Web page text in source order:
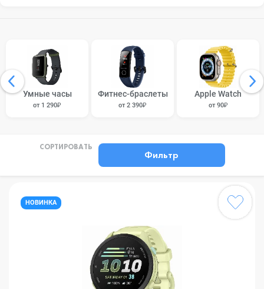
Умные часы
от 1 290₽
Фитнес-браслеты
от 2 390₽
Apple Watch
от 90₽
СОРТИРОВАТЬ
Фильтр
НОВИНКА